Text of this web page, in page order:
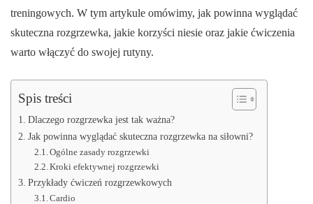
treningowych. W tym artykule omówimy, jak powinna wyglądać
skuteczna rozgrzewka, jakie korzyści niesie oraz jakie ćwiczenia
warto włączyć do swojej rutyny.
Spis treści
Dlaczego rozgrzewka jest tak ważna?
Jak powinna wyglądać skuteczna rozgrzewka na siłowni?
Ogólne zasady rozgrzewki
Kroki efektywnej rozgrzewki
Przykłady ćwiczeń rozgrzewkowych
Cardio